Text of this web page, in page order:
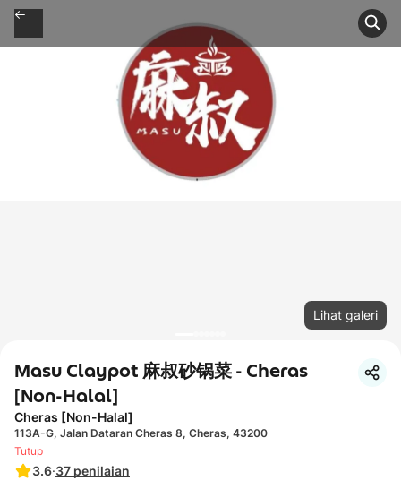
Lihat galeri
Masu Claypot 麻叔砂锅菜 - Cheras
[Non-Halal]
Cheras [Non-Halal]
113A-G, Jalan Dataran Cheras 8, Cheras, 43200
3.6·37 penilaian
Tutup